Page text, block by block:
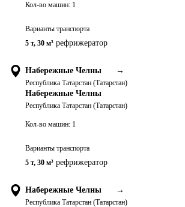
Кол-во машин: 1
Варианты транспорта
5 т, 30 м³ рефрижератор
Набережные Челны →
Республика Татарстан (Татарстан)
Набережные Челны
Республика Татарстан (Татарстан)
Кол-во машин: 1
Варианты транспорта
5 т, 30 м³ рефрижератор
Набережные Челны →
Республика Татарстан (Татарстан)